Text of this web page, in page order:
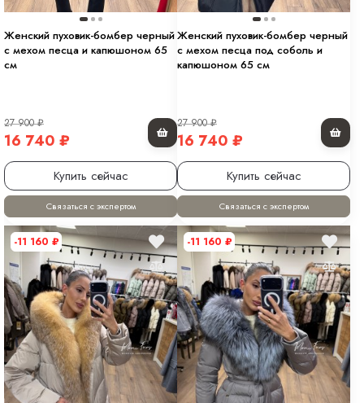
Женский пуховик-бомбер черный
с мехом песца и капюшоном 65
см
27 900₽
16 740 ₽
Купить сейчас
Связаться с экспертом
Женский пуховик-бомбер черный
с мехом песца под соболь и
капюшоном 65 см
27 900₽
16 740 ₽
Купить сейчас
Связаться с экспертом
-11 160 ₽ -11 160 ₽